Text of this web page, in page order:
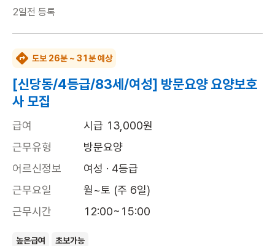
2일전 등록
도보 26분 ~ 31분 예상
[신당동/4등급/83세/여성] 방문요양 요양보호
사 모집
급여
시급 13,000원
근무유형
방문요양
어르신정보
여성 · 4등급
근무요일
월~토 (주 6일)
근무시간
12:00~15:00
높은급여 초보가능